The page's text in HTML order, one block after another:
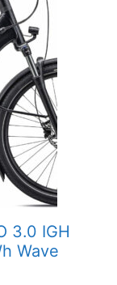
3.0 IGH
Wave